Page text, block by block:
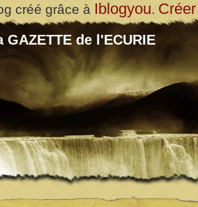
créé grâce à Iblogyou.
GAZETTE de l'ECURIE